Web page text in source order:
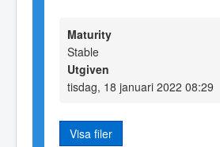
Maturity
Stable
Utgiven
tisdag, 18 januari 2022 08:29
Visa filer